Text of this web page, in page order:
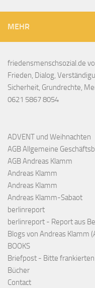
MEHR
friedensmenschsozial.de
Frieden, Dialog,
Sicherheit, Grundrechte,
0621 5867 8054
ADVENT und Weihnachten
AGB Allgemeine
AGB Andreas Klamm
Andreas Klamm
Andreas Klamm
Andreas Klamm-Sabaot
berlinreport
berlinreport - Report aus
Blogs von Andreas Klamm
BOOKS
Briefpost - Bitte
Bücher
Contact